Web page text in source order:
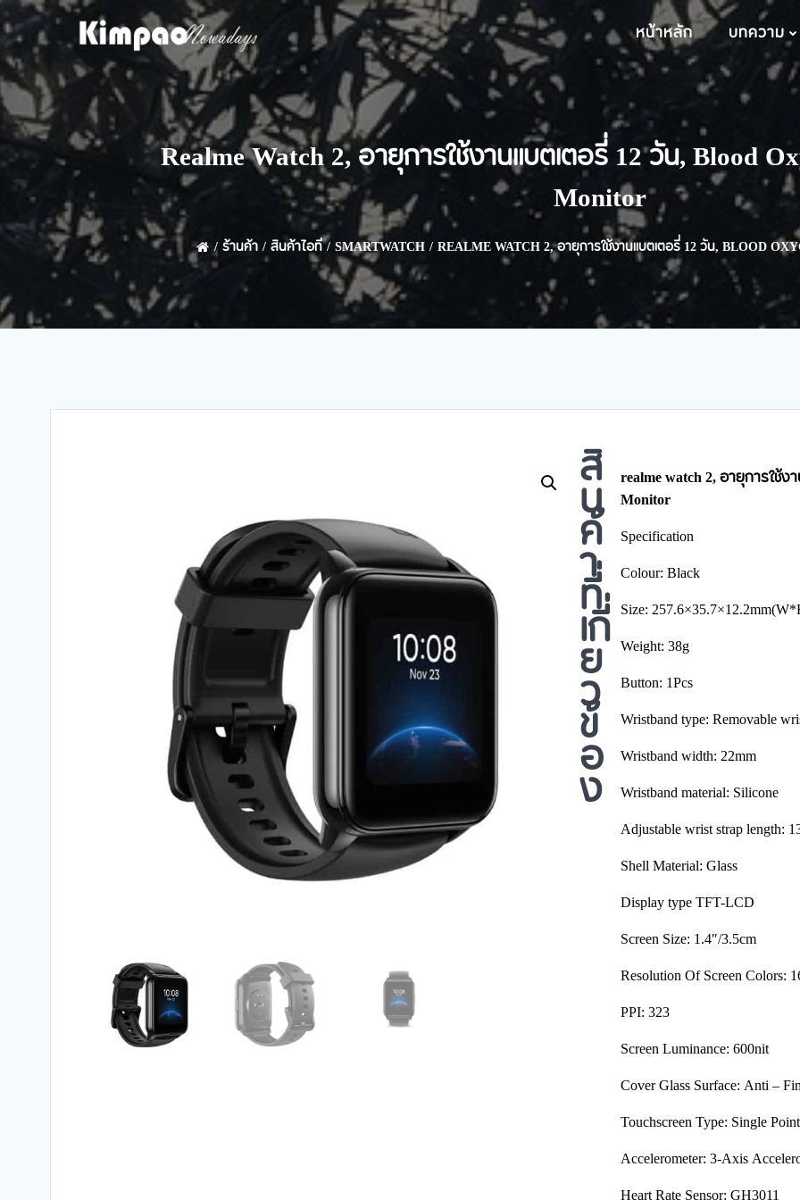
Skip
to
content
หน้าหลัก บทความ
Realme Watch 2, อายุการใช้งานแบตเตอรี่ 12 วัน, Blood
Monitor
ร้านค้า สินค้าไอที SMARTWATCH REALME WATCH 2, อายุการใช้งานแบตเตอรี่ 12 วัน, BLOOD
realme watch 2, อายุการใช้ง
Monitor
Specification
Colour: Black
Size:
Weight: 38g
Button: 1Pcs
Wristband type: Removable
Wristband width: 22mm
Wristband material: Silicone
Adjustable wrist strap length:
Shell Material: Glass
Display type TFT-LCD
Screen Size: 1.4″/3.5cm
Resolution Of Screen Colors:
PPI: 323
Screen Luminance: 600nit
Cover Glass Surface: Anti –
Touchscreen Type: Single Point
Accelerometer: 3-Axis
สิ
น
ค้
า
ที่
เกี่
ย
ว
ข้
อ
ง